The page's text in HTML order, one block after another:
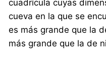
cuadrícula cuyas
cueva en la que se
es más grande que la
más grande que la de